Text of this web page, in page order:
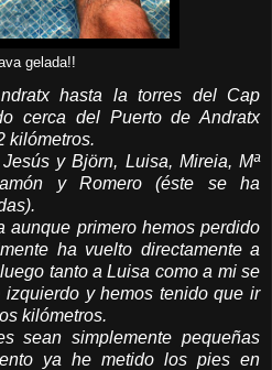
gelada!!
hasta la torres del Cap
cerca del Puerto de Andratx
kilómetros.
y Björn, Luisa, Mireia, Mª
y Romero (éste se ha
aunque primero hemos perdido
ha vuelto directamente a
tanto a Luisa como a mi se
y hemos tenido que ir
kilómetros.
sean simplemente pequeñas
ya he metido los pies en